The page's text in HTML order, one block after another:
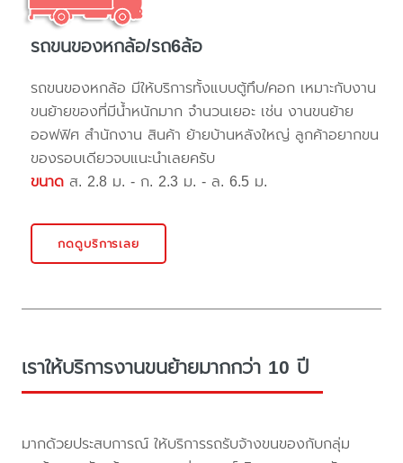
รถขนของหกล้อ/รถ6ล้อ
รถขนของหกล้อ มีให้บริการทั้งแบบตู้ทึบ/คอก เหมาะกับงาน
ขนย้ายของที่มีน้ำหนักมาก จำนวนเยอะ เช่น งานขนย้าย
ออฟฟิศ สำนักงาน สินค้า ย้ายบ้านหลังใหญ่ ลูกค้าอยากขน
ของรอบเดียวจบแนะนำเลยครับ
ขนาด ส. 2.8 ม. - ก. 2.3 ม. - ล. 6.5 ม.
กดดูบริการเลย
เราให้บริการงานขนย้ายมากกว่า 10 ปี
มากด้วยประสบการณ์ ให้บริการรถรับจ้างขนของกับกลุ่ม